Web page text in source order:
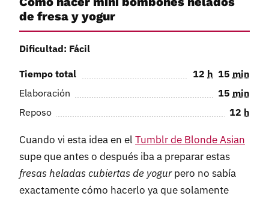
de fresa y yogur
Dificultad: Fácil
Tiempo total 12 h 15 min
Elaboración
15 min
Reposo
12 h
Cuando vi esta idea en el Tumblr de Blonde Asian
supe que antes o después iba a preparar estas
fresas heladas cubiertas de yogurpero no sabía
exactamente cómo hacerlo ya que solamente